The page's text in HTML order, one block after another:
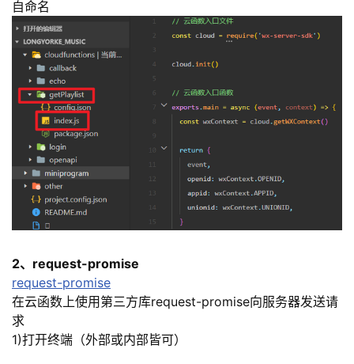
子
直
播
的
活
动
我
的
关
注
我
的
开
发
学
堂
我
我
的
Programs
我
的
我
的
我
自命名
2、 request-promise
request-promise
在云函数上使用第三方库request-promise向服务器发送请
求
1)打开终端（外部或内部皆可）